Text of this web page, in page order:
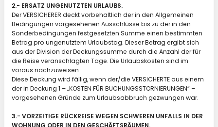
2.- ERSATZ UNGENUTZTEN URLAUBS.
Der VERSICHERER deckt vorbehaltlich der in den Allgemeinen
Bedingungen vorgesehenen Ausschlüsse bis zu der in den
Sonderbedingungen festgesetzten Summe einen bestimmten
Betrag pro ungenutztem Urlaubstag. Dieser Betrag ergibt sich
aus der Division der Deckungssumme durch die Anzahl der für
die Reise veranschlagten Tage. Die Urlaubskosten sind im
voraus nachzuweisen.
Diese Deckung wird fällig, wenn der/die VERSICHERTE aus einem
der in Deckung 1 – „KOSTEN FÜR BUCHUNGSSTORNIERUNGEN” –
vorgesehenen Gründe zum Urlaubsabbruch gezwungen war.
3.- VORZEITIGE RÜCKREISE WEGEN SCHWEREN UNFALLS IN DER
WOHNUNG ODER IN DEN GESCHÄFTSRÄUMEN.